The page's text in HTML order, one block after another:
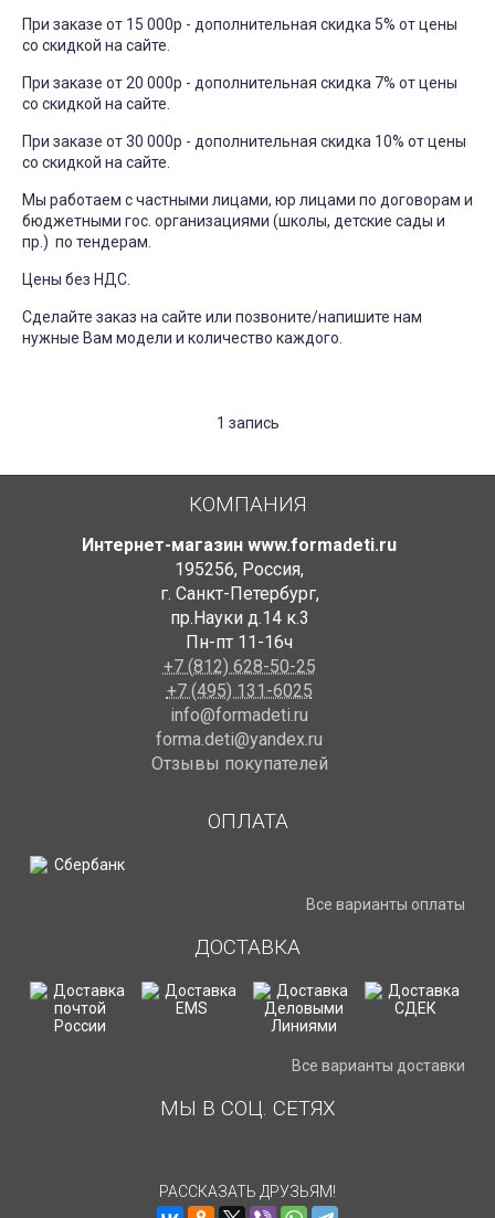
При заказе от 15 000р - дополнительная скидка 5% от цены
со скидкой на сайте.
При заказе от 20 000р - дополнительная скидка 7% от цены
со скидкой на сайте.
При заказе от 30 000р - дополнительная скидка 10% от цены
со скидкой на сайте.
Мы работаем с частными лицами, юр лицами по договорам и
бюджетными гос. организациями (школы, детские сады и
пр.) по тендерам.
Цены без НДС.
Сделайте заказ на сайте или позвоните/напишите нам
нужные Вам модели и количество каждого.
1 запись
КОМПАНИЯ
Интернет-магазин www.formadeti.ru
195256, Россия,
г. Санкт-Петербург,
пр.Науки д.14 к.3
Пн-пт 11-16ч
+7 (812) 628-50-25
+7 (495) 131-6025
info@formadeti.ru
forma.deti@yandex.ru
Отзывы покупателей
ОПЛАТА
Все варианты оплаты
ДОСТАВКА
Все варианты доставки
МЫ В СОЦ. СЕТЯХ
РАССКАЗАТЬ ДРУЗЬЯМ!